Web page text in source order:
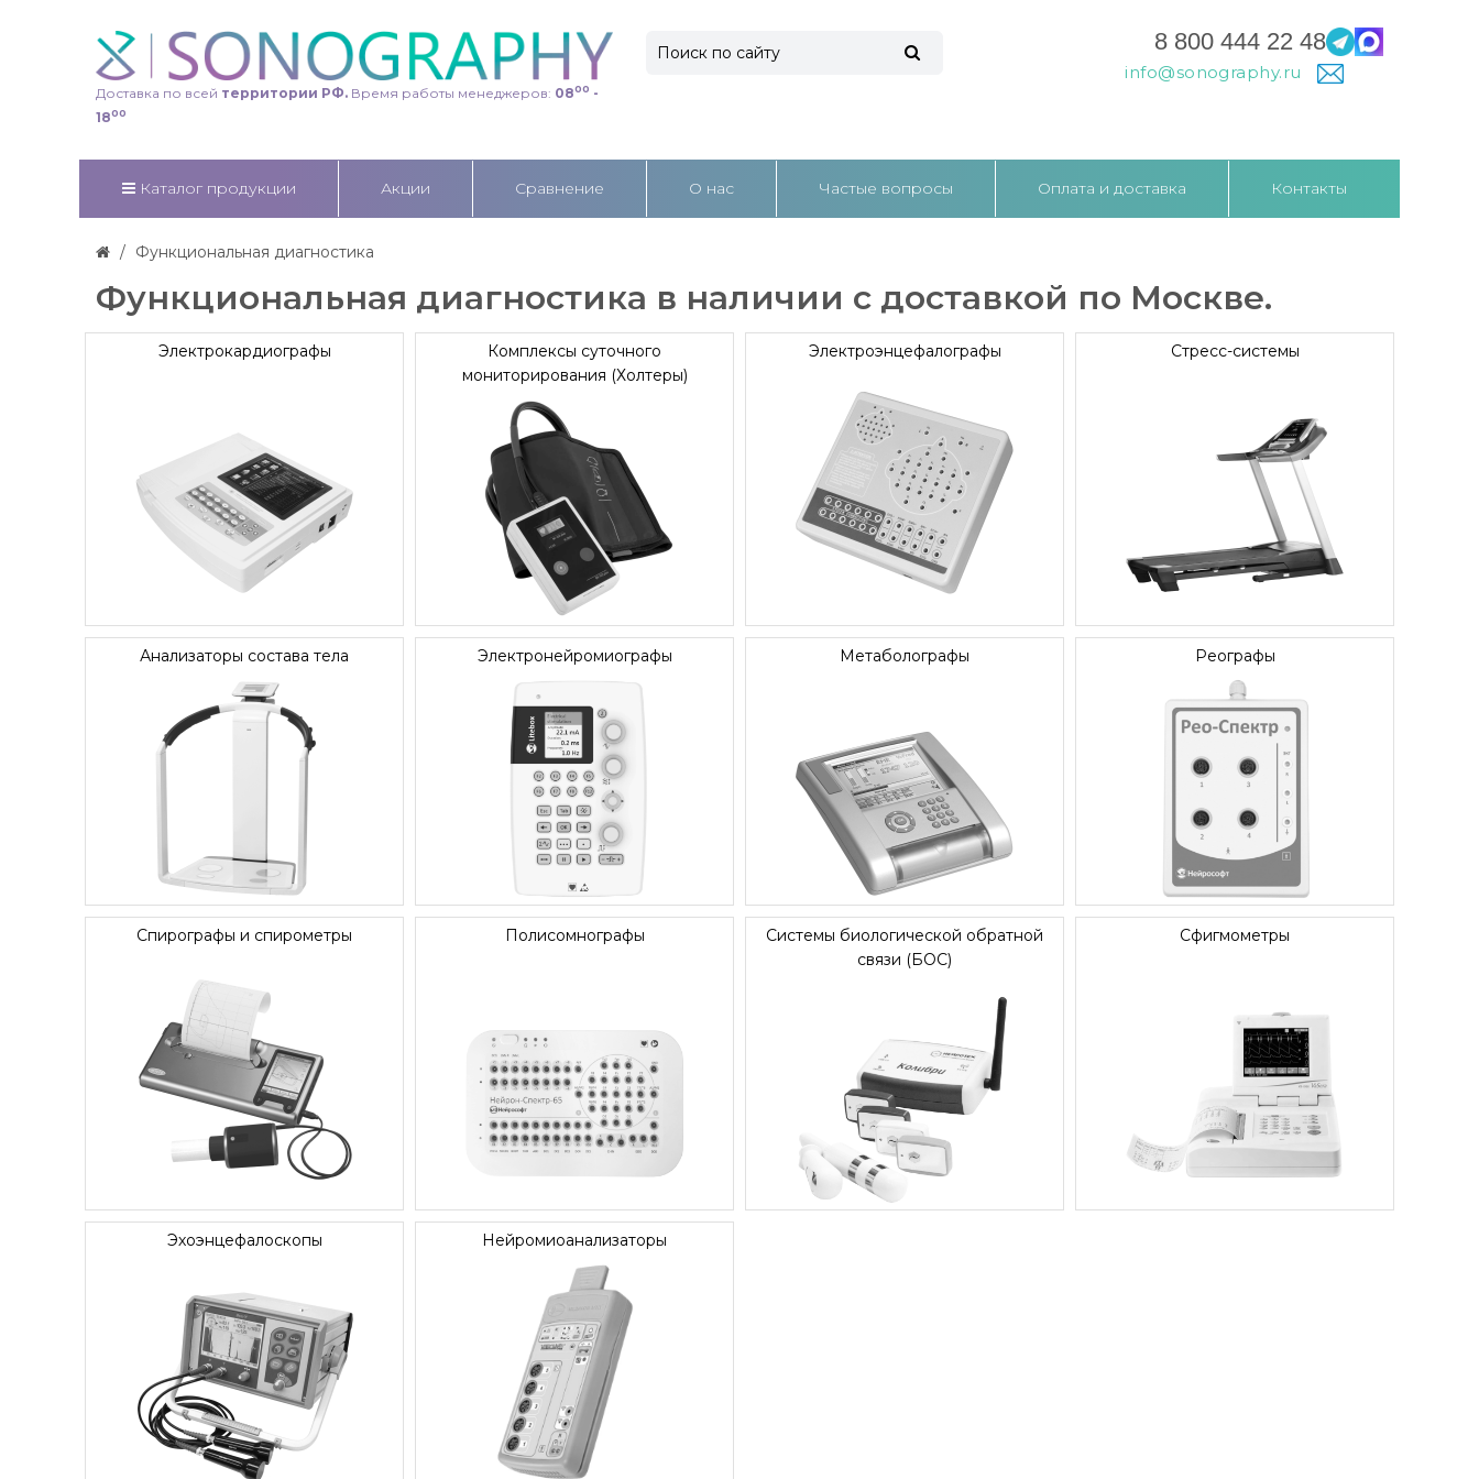
Доставка по всей территории РФ. Время работы менеджеров: 0800 -
1800
8 800 444 22 48
info@sonography.ru
Каталог продукции Акции Cравнение О нас Частые вопросы Оплата и доставка Контакты
Функциональная диагностика
Функциональная диагностика в наличии с доставкой по Москве.
Электрокардиографы
Комплексы суточного
мониторирования (Холтеры)
Электроэнцефалографы Стресс-системы
Анализаторы состава тела Электронейромиографы Метаболографы Реографы
Спирографы и спирометры Полисомнографы
Системы биологической обратной
связи (БОС)
Сфигмометры
Эхоэнцефалоскопы Нейромиоанализаторы